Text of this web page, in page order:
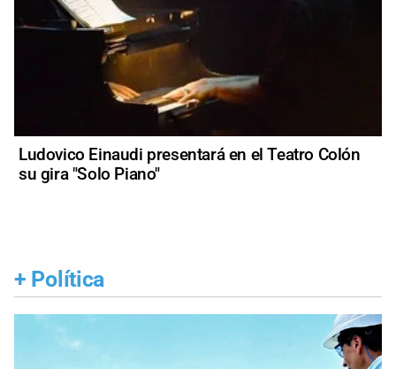
Ludovico Einaudi presentará en el Teatro Colón
su gira "Solo Piano"
+ Política